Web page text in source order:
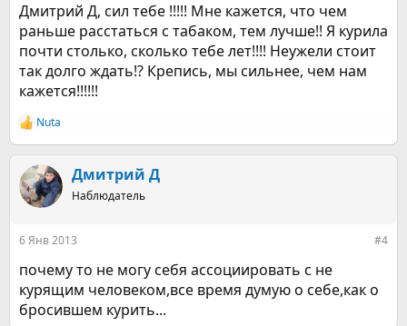
Дмитрий Д, сил тебе !!!!! Мне кажется, что чем
раньше расстаться с табаком, тем лучше!! Я курила
почти столько, сколько тебе лет!!!! Неужели стоит
так долго ждать!? Крепись, мы сильнее, чем нам
кажется!!!!!!
Р
е
к
ц
и
Nuta
Дмитрий Д
Наблюдатель
6 Янв 2013 #4
почему то не могу себя ассоциировать с не
курящим человеком,все время думую о себе,как о
бросившем курить...